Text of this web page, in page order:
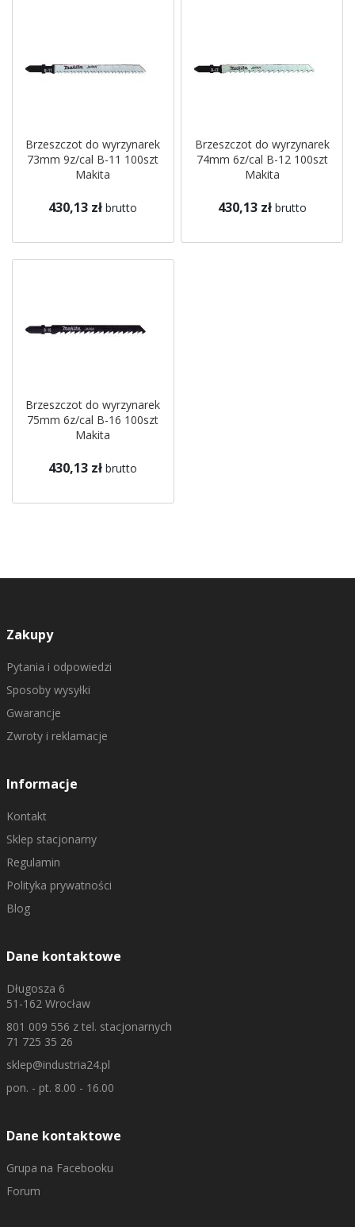
Brzeszczot do wyrzynarek
73mm 9z/cal B-11 100szt
Makita
430,13 zł brutto
Brzeszczot do wyrzynarek
74mm 6z/cal B-12 100szt
Makita
430,13 zł brutto
Brzeszczot do wyrzynarek
75mm 6z/cal B-16 100szt
Makita
430,13 zł brutto
Zakupy
Pytania i odpowiedzi
Sposoby wysyłki
Gwarancje
Zwroty i reklamacje
Informacje
Kontakt
Sklep stacjonarny
Regulamin
Polityka prywatności
Blog
Dane kontaktowe
Długosza 6
51-162 Wrocław
801 009 556 z tel. stacjonarnych
71 725 35 26
sklep@industria24.pl
pon. - pt. 8.00 - 16.00
Dane kontaktowe
Grupa na Facebooku
Forum